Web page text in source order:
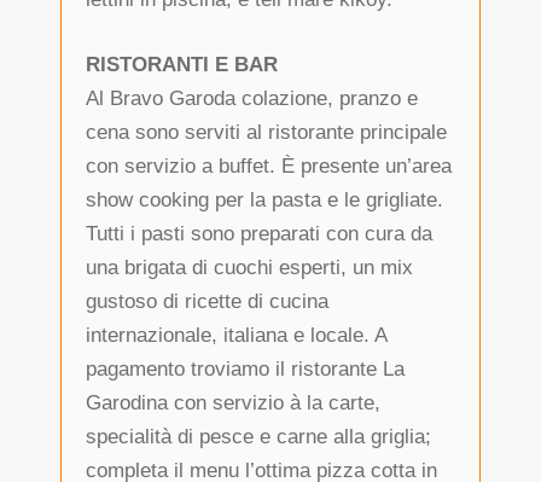
RISTORANTI E BAR
Al Bravo Garoda colazione, pranzo e
cena sono serviti al ristorante principale
con servizio a buffet. È presente un’area
show cooking per la pasta e le grigliate.
Tutti i pasti sono preparati con cura da
una brigata di cuochi esperti, un mix
gustoso di ricette di cucina
internazionale, italiana e locale. A
pagamento troviamo il ristorante La
Garodina con servizio à la carte,
specialità di pesce e carne alla griglia;
completa il menu l’ottima pizza cotta in